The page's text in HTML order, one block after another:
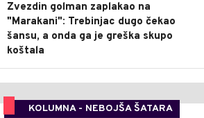
Zvezdin golman zaplakao na
"Marakani": Trebinjac dugo čekao
šansu, a onda ga je greška skupo
koštala
KOLUMNA - NEBOJŠA ŠATARA